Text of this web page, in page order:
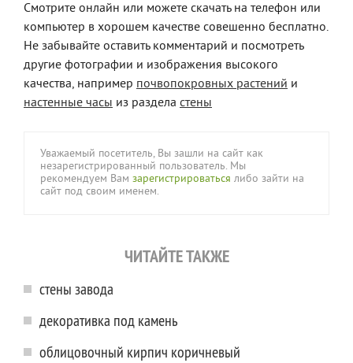
Смотрите онлайн или можете скачать на телефон или
компьютер в хорошем качестве совешенно бесплатно.
Не забывайте оставить комментарий и посмотреть
другие фотографии и изображения высокого
качества, например почвопокровных растений и
настенные часы из раздела стены
Уважаемый посетитель, Вы зашли на сайт как
незарегистрированный пользователь. Мы
рекомендуем Вам зарегистрироваться либо зайти на
сайт под своим именем.
ЧИТАЙТЕ ТАКЖЕ
стены завода
декоративка под камень
облицовочный кирпич коричневый